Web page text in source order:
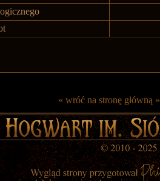
« wróć na stronę główną »